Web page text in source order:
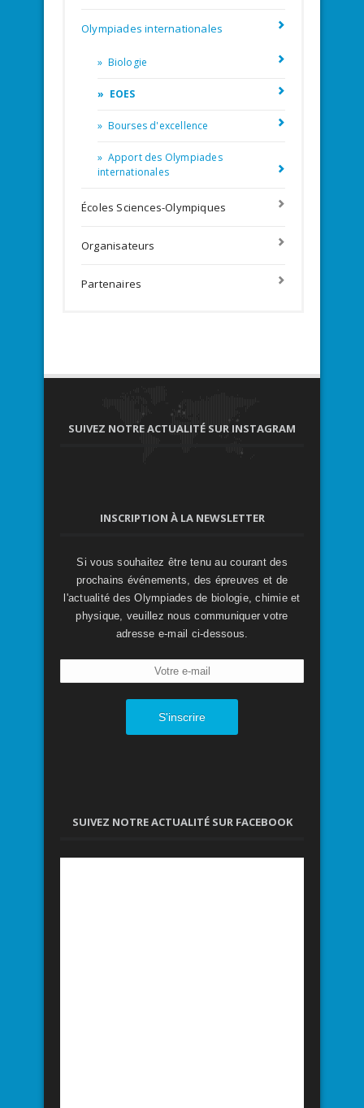
Olympiades internationales
» Biologie
» EOES
» Bourses d'excellence
» Apport des Olympiades
internationales
Écoles Sciences-Olympiques
Organisateurs
Partenaires
SUIVEZ NOTRE ACTUALITÉ SUR INSTAGRAM
INSCRIPTION À LA NEWSLETTER
Si vous souhaitez être tenu au courant des
prochains événements, des épreuves et de
l'actualité des Olympiades de biologie, chimie et
physique, veuillez nous communiquer votre
adresse e-mail ci-dessous.
S'inscrire
SUIVEZ NOTRE ACTUALITÉ SUR FACEBOOK